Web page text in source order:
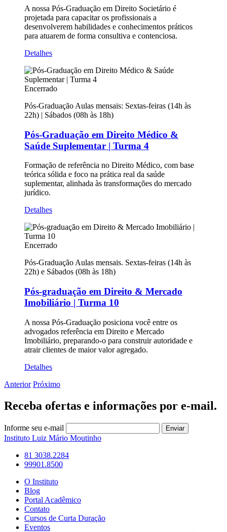
A nossa Pós-Graduação em Direito Societário é
projetada para capacitar os profissionais a
desenvolverem habilidades e conhecimentos práticos
para atuarem de forma consultiva e contenciosa.
Detalhes
Encerrado
Pós-Graduação Aulas mensais: Sextas-feiras (14h às
22h) | Sábados (08h às 18h)
Pós-Graduação em Direito Médico &
Saúde Suplementar | Turma 4
Formação de referência no Direito Médico, com base
teórica sólida e foco na prática real da saúde
suplementar, alinhada às transformações do mercado
jurídico.
Detalhes
Encerrado
Pós-Graduação Aulas mensais. Sextas-feiras (14h às
22h) e Sábados (08h às 18h)
Pós-graduação em Direito & Mercado
Imobiliário | Turma 10
A nossa Pós-Graduação posiciona você entre os
advogados referência em Direito e Mercado
Imobiliário, preparando-o para construir autoridade e
atrair clientes de maior valor agregado.
Detalhes
Anterior Próximo
Receba ofertas e informações por e-mail.
Informe seu e-mail Enviar
Instituto Luiz Mário Moutinho
81 3038.2284
99901.8500
O Instituto
Blog
Portal Acadêmico
Contato
Cursos de Curta Duração
Eventos